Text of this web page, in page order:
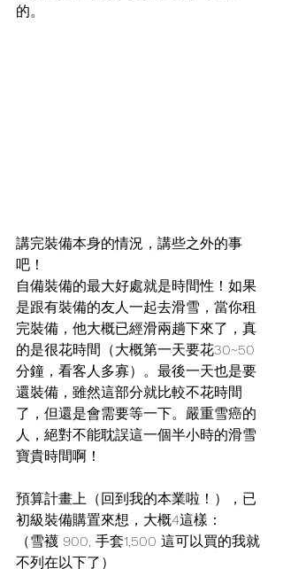
的。
講完裝備本身的情況，講些之外的事
吧！
自備裝備的最大好處就是時間性！如果
是跟有裝備的友人一起去滑雪，當你租
完裝備，他大概已經滑兩趟下來了，真
的是很花時間（大概第一天要花30~50
分鐘，看客人多寡）。最後一天也是要
還裝備，雖然這部分就比較不花時間
了，但還是會需要等一下。嚴重雪癌的
人，絕對不能耽誤這一個半小時的滑雪
寶貴時間啊！
預算計畫上（回到我的本業啦！），已
初級裝備購置來想，大概4這樣：
（雪襪 900, 手套1,500 這可以買的我就
不列在以下了）